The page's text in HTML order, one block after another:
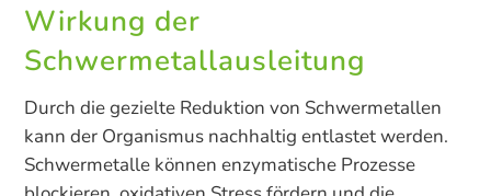
Wirkung der
Schwermetallausleitung
Durch die gezielte Reduktion von Schwermetallen
kann der Organismus nachhaltig entlastet werden.
Schwermetalle können enzymatische Prozesse